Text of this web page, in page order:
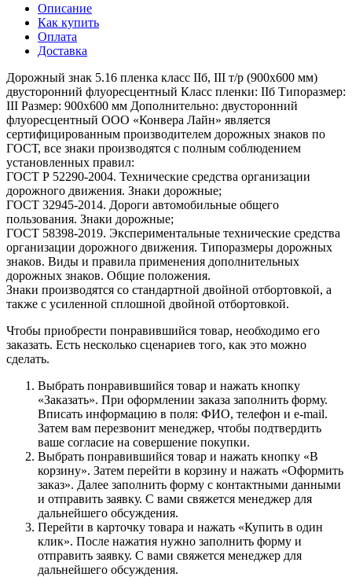
Описание
Как купить
Оплата
Доставка
Дорожный знак 5.16 пленка класс IIб, III т/р (900х600 мм)
двусторонний флуоресцентный Класс пленки: IIб Типоразмер:
III Размер: 900х600 мм Дополнительно: двусторонний
флуоресцентный ООО «Конвера Лайн» является
сертифицированным производителем дорожных знаков по
ГОСТ, все знаки производятся с полным соблюдением
установленных правил:
ГОСТ Р 52290-2004. Технические средства организации
дорожного движения. Знаки дорожные;
ГОСТ 32945-2014. Дороги автомобильные общего
пользования. Знаки дорожные;
ГОСТ 58398-2019. Экспериментальные технические средства
организации дорожного движения. Типоразмеры дорожных
знаков. Виды и правила применения дополнительных
дорожных знаков. Общие положения.
Знаки производятся со стандартной двойной отбортовкой, а
также с усиленной сплошной двойной отбортовкой.
Чтобы приобрести понравившийся товар, необходимо его
заказать. Есть несколько сценариев того, как это можно
сделать.
Выбрать понравившийся товар и нажать кнопку
«Заказать». При оформлении заказа заполнить форму.
Вписать информацию в поля: ФИО, телефон и e-mail.
Затем вам перезвонит менеджер, чтобы подтвердить
ваше согласие на совершение покупки.
Выбрать понравившийся товар и нажать кнопку «В
корзину». Затем перейти в корзину и нажать «Оформить
заказ». Далее заполнить форму с контактными данными
и отправить заявку. С вами свяжется менеджер для
дальнейшего обсуждения.
Перейти в карточку товара и нажать «Купить в один
клик». После нажатия нужно заполнить форму и
отправить заявку. С вами свяжется менеджер для
дальнейшего обсуждения.